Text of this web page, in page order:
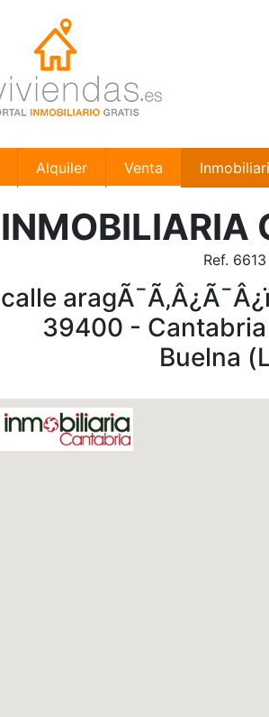
Alquiler Venta
INMOBILIARIA
Ref. 6613
calle
39400 -
Buelna